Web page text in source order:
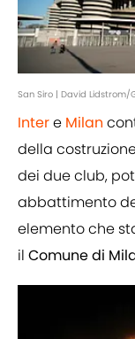
San Siro | David
Intere Milan
della
dei due club,
abbattimento
elemento che
il Comune di